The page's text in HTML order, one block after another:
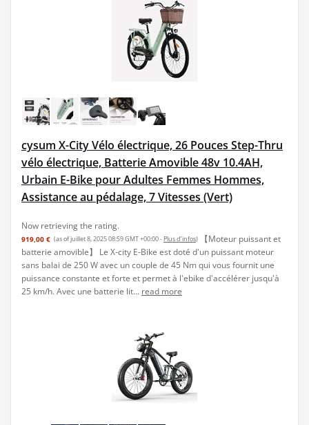
cysum X-City Vélo électrique, 26 Pouces Step-Thru
vélo électrique, Batterie Amovible 48v 10.4AH,
Urbain E-Bike pour Adultes Femmes Hommes,
Assistance au pédalage, 7 Vitesses (Vert)
Now retrieving the rating.
919,00 € (as of juillet 8, 2025 08:59 GMT +00:00 - Plus d’infos)
【Moteur puissant et
batterie amovible】 Le X-city E-Bike est doté d'un puissant moteur
sans balai de 250 W avec un couple de 45 Nm qui vous fournit une
puissance constante et forte et permet à l'ebike d'accélérer jusqu'à
25 km/h. Avec une batterie lit... read more